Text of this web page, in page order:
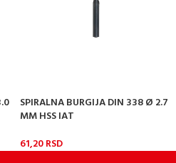
SPIRALNA BURGIJA DIN 338 Ø 2.7
MM HSS IAT
61,20RSD